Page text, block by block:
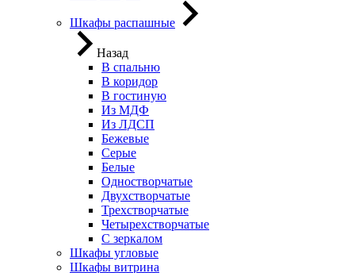
Шкафы распашные
Назад
В спальню
В коридор
В гостиную
Из МДФ
Из ЛДСП
Бежевые
Серые
Белые
Одностворчатые
Двухстворчатые
Трехстворчатые
Четырехстворчатые
С зеркалом
Шкафы угловые
Шкафы витрина